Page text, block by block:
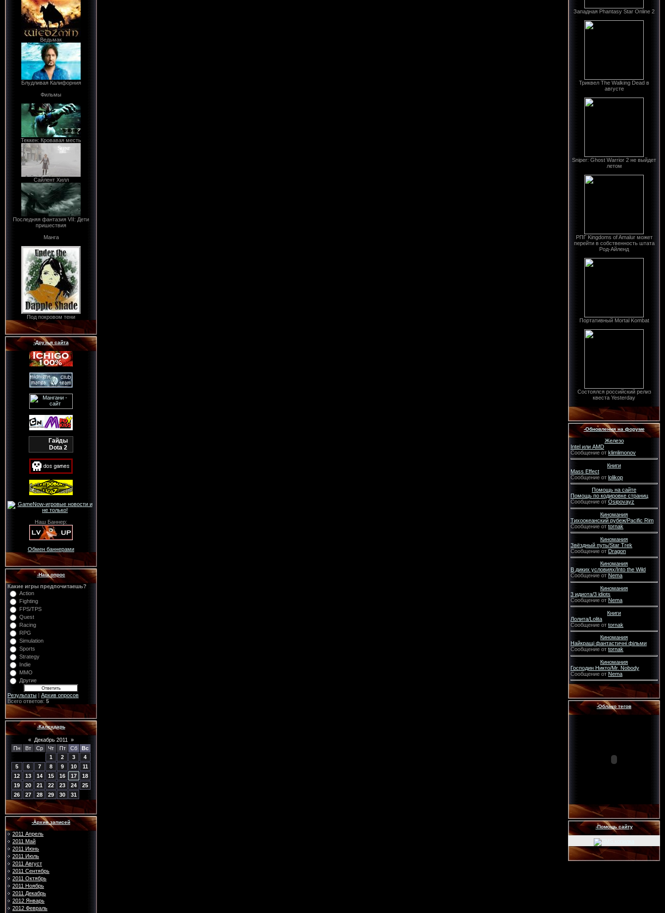
Ведьмак
Блудливая Калифорния
Фильмы
Теккен: Кровавая месть
Сайлент Хилл
Последняя фантазия VII: Дети
пришествия
Манга
Под покровом тени
-Друзья сайта
Гайды
Dota 2
Наш Баннер:
Обмен баннерами
-Наш опрос
Какие игры предпочитаешь?
Action
Fighting
FPS/TPS
Quest
Racing
RPG
Simulation
Sports
Strategy
Indie
MMO
Другие
Результаты | Архив опросов
Всего ответов: 5
-Календарь
« Декабрь 2011
»
Пн
Вт Ср Чт Пт Сб
Вс
1
2 3
4
5
6 7 8 9 10
11
12
13 14 15 16 17
18
19
20 21 22 23 24
25
26
27 28 29 30 31
-Архив записей
2011 Апрель
2011 Май
2011 Июнь
2011 Июль
2011 Август
2011 Сентябрь
2011 Октябрь
2011 Ноябрь
2011 Декабрь
2012 Январь
2012 Февраль
Западная Phantasy Star Online 2
Триквел The Walking Dead в
августе
Sniper: Ghost Warrior 2 не выйдет
летом
РПГ Kingdoms of Amalur может
перейти в собственность штата
Род-Айленд
Портативный Mortal Kombat
Состоялся российский релиз
квеста Yesterday
-Обновления на форуме
Железо
Intel или AMD
Сообщение от klimlimonov
Книги
Mass Effect
Сообщение от lolikop
Помощь на сайте
Помощь по кодировке страниц
Сообщение от Osipovayz
Киномания
Тихоокеанский рубеж/Pacific Rim
Сообщение от tornak
Киномания
Звёздный путь/Star Trek
Сообщение от Dragon
Киномания
В диких условиях/Into the Wild
Сообщение от Nema
Киномания
3 идиота/3 idiots
Сообщение от Nema
Книги
Лолита/Lolita
Сообщение от tornak
Киномания
Найкращі фантастичні фільми
Сообщение от tornak
Киномания
Господин Никто/Mr. Nobody
Сообщение от Nema
-Облако тегов
-Помощь сайту